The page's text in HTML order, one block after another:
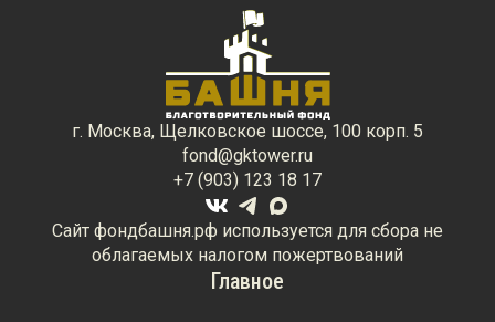
Главное
г. Москва, Щелковское шоссе, 100 корп. 5
fond@gktower.ru
+7 (903) 123 18 17
Сайт фондбашня.рф используется для сбора не
облагаемых налогом пожертвований